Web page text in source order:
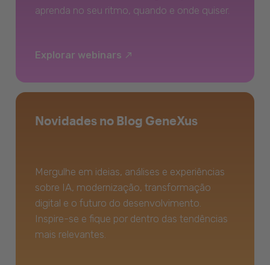
aprenda no seu ritmo, quando e onde quiser.
Explorar webinars
Novidades no Blog GeneXus
Mergulhe em ideias, análises e experiências
sobre IA, modernização, transformação
digital e o futuro do desenvolvimento.
Inspire-se e fique por dentro das tendências
mais relevantes.